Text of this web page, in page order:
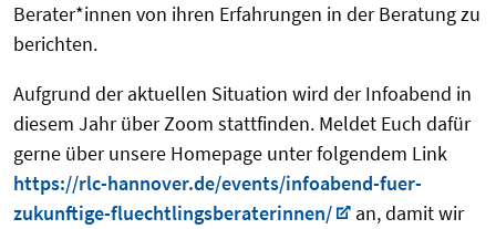
Berater*innen von ihren Erfahrungen in der Beratung zu
berichten.
Aufgrund der aktuellen Situation wird der Infoabend in
diesem Jahr über Zoom stattfinden. Meldet Euch dafür
gerne über unsere Homepage unter folgendem Link
https://rlc-hannover.de/events/infoabend-fuer-
zukunftige-fluechtlingsberaterinnen/
an, damit wir